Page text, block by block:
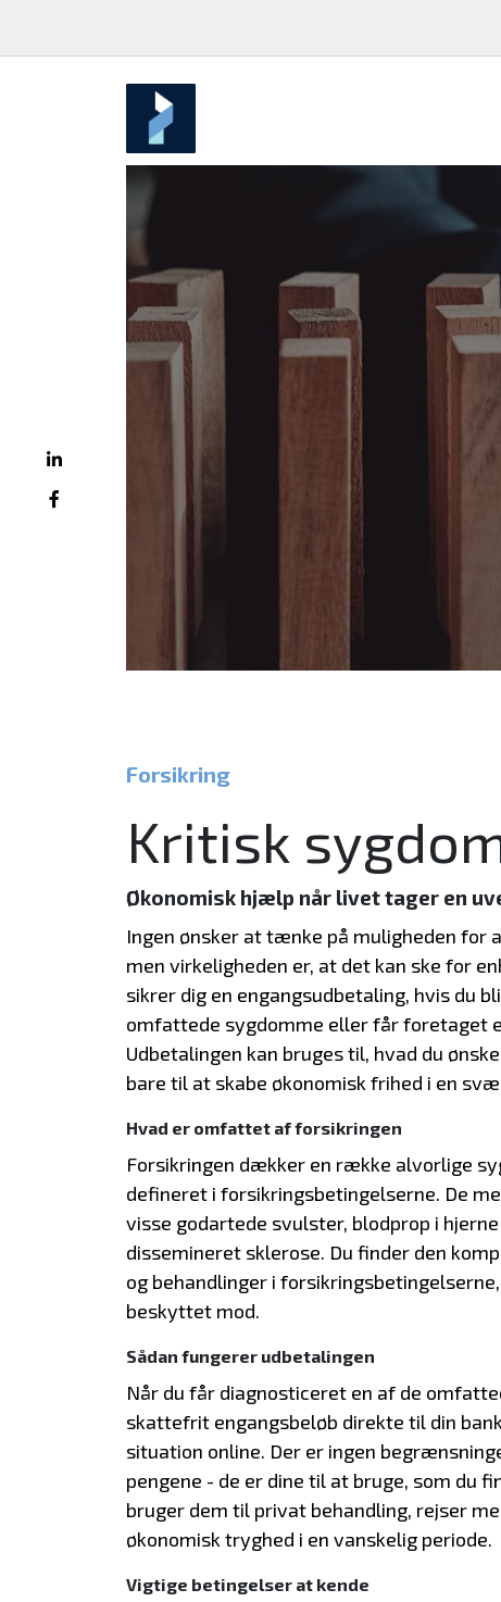
Forsikring
Kritisk
Økonomisk hjælp når livet tager en
Ingen ønsker at tænke på muligheden for
men virkeligheden er, at det kan ske for
sikrer dig en engangsudbetaling, hvis du
omfattede sygdomme eller får foretaget
Udbetalingen kan bruges til, hvad du
bare til at skabe økonomisk frihed i en
Hvad er omfattet af forsikringen
Forsikringen dækker en række alvorlige
defineret i forsikringsbetingelserne. De
visse godartede svulster, blodprop i
dissemineret sklerose. Du finder den
og behandlinger i
beskyttet mod.
Sådan fungerer udbetalingen
Når du får diagnosticeret en af de
skattefrit engangsbeløb direkte til din
situation online. Der er ingen
pengene - de er dine til at bruge, som du
bruger dem til privat behandling, rejser
økonomisk tryghed i en vanskelig periode.
Vigtige betingelser at kende